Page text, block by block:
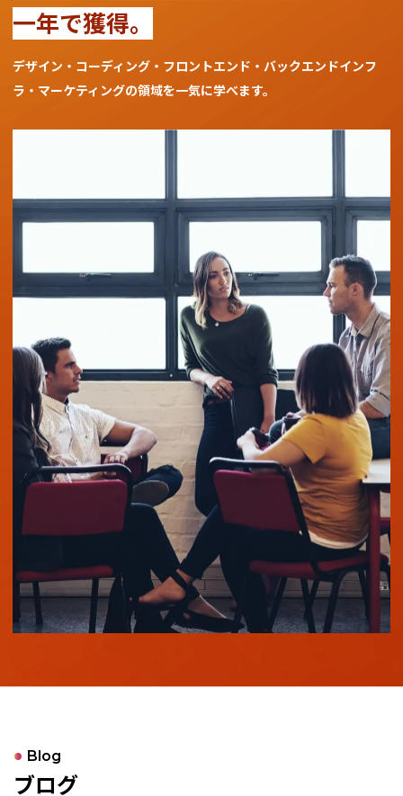
一年で獲得。
デザイン・コーディング・フロントエンド・バックエンドインフ
ラ・マーケティングの領域を一気に学べます。
Blog
ブログ